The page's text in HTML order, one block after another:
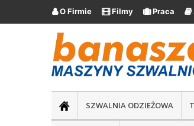
O Firmie Filmy Praca 
SZWALNIA ODZIEŻOWA